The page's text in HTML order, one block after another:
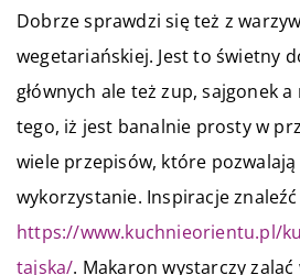
Dobrze sprawdzi się też z
wegetariańskiej. Jest to świetny
głównych ale też zup, sajgonek a
tego, iż jest banalnie prosty w
wiele przepisów, które pozwalają
wykorzystanie. Inspiracje
https://www.kuchnieorientu.pl/
tajska/. Makaron wystarczy